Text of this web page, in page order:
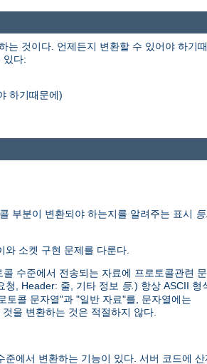
는 것이다. 언제든지 변환할 수 있어야 하기
있다:
하기때문에)
부분이 변환되야 하는지를 알려주는 표시 등.
소켓 구현 문제를 다룬다.
수준에서 전송되는 자료에 프로토콜관련
청, Header: 줄, 기타 정보 등. ) 항상 ASCII 형
토콜 문자열"과 "일반 자료"를, 문자열에는
을 변환하는 것은 적절하지 않다.
에서 변환하는 기능이 있다. 서버 코드에 산